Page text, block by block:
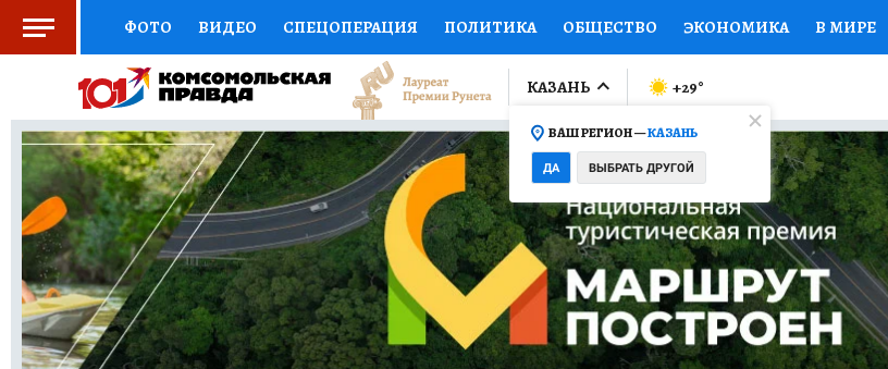
ФОТО ВИДЕО СПЕЦОПЕРАЦИЯ ПОЛИТИКА ОБЩЕСТВО ЭКОНОМИКА В МИРЕ
СОЦПОДДЕРЖКА НАУКА СПОРТ КОЛУМНИСТЫ ПРОИСШЕСТВИЯ
ВЫБОР ЭКСПЕРТОВ ДОКТОР ФИНАНСЫ ОТКРЫВАЕМ МИР Я ЗНАЮ СЕМЬЯ
КНИЖНАЯ ПОЛКА ПРОГНОЗЫ НА СПОРТ ПРОМОКОДЫ СЕРИАЛЫ СПЕЦПРОЕКТЫ
ПРЕСС-ЦЕНТР НЕДВИЖИМОСТЬ ТЕЛЕВИЗОР КОЛЛЕКЦИИ КОНКУРСЫ РАБОТА
РАДИО КП РЕКЛАМА ТЕСТЫ НОВОЕ НА САЙТЕ
КАЗАНЬ
ВАШ РЕГИОН —КАЗАНЬ
ДА ВЫБРАТЬ ДРУГОЙ
+29°